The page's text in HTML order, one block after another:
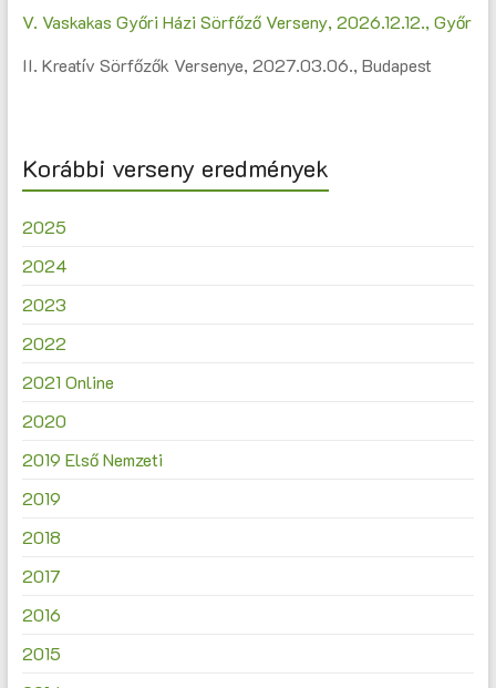
V. Vaskakas Győri Házi Sörfőző Verseny, 2026.12.12., Győr
II. Kreatív Sörfőzők Versenye, 2027.03.06., Budapest
Korábbi verseny eredmények
2025
2024
2023
2022
2021 Online
2020
2019 Első Nemzeti
2019
2018
2017
2016
2015